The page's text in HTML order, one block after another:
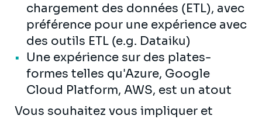
chargement des données (ETL), avec
préférence pour une expérience avec
des outils ETL (e.g. Dataiku)
Une expérience sur des plates-
formes telles qu'Azure, Google
Cloud Platform, AWS, est un atout
Vous souhaitez vous impliquer et